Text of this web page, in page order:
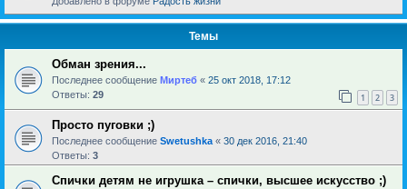
Темы
Обман зрения...
Последнее сообщение Миртеб « 25 окт 2018, 17:12
Ответы: 29 1 2 3
Просто пуговки ;)
Последнее сообщение Swetushka « 30 дек 2016, 21:40
Ответы: 3
Спички детям не игрушка – спички, высшее искусство ;)